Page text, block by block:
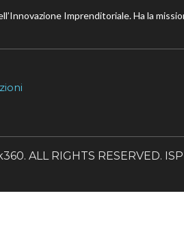
Imprenditoriale. Ha la
ALL RIGHTS RESERVED. ISP